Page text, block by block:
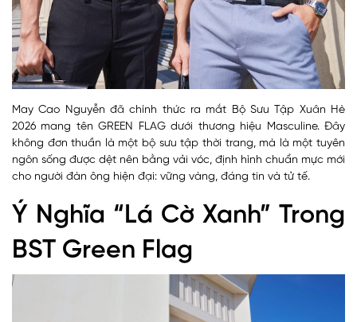
May Cao Nguyễn đã chính thức ra mắt Bộ Sưu Tập Xuân Hè
2026 mang tên GREEN FLAG dưới thương hiệu Masculine. Đây
không đơn thuần là một bộ sưu tập thời trang, mà là một tuyên
ngôn sống được dệt nên bằng vải vóc, định hình chuẩn mực mới
cho người đàn ông hiện đại: vững vàng, đáng tin và tử tế.
Ý Nghĩa “Lá Cờ Xanh” Trong
BST Green Flag